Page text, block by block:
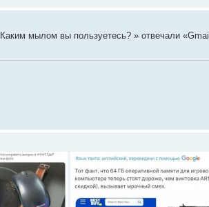
мылом вы пользуетесь? » отвечали